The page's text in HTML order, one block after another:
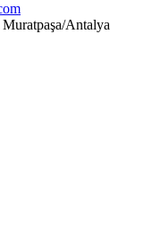
Antalya